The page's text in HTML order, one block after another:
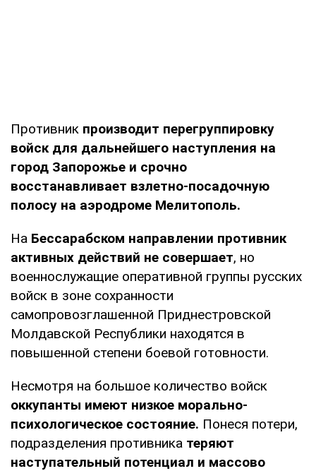
Противник производит перегруппировку
войск для дальнейшего наступления на
город Запорожье и срочно
восстанавливает взлетно-посадочную
полосу на аэродроме Мелитополь.
На Бессарабском направлении противник
активных действий не совершает, но
военнослужащие оперативной группы русских
войск в зоне сохранности
самопровозглашенной Приднестровской
Молдавской Республики находятся в
повышенной степени боевой готовности.
Несмотря на большое количество войск
оккупанты имеют низкое морально-
психологическое состояние. Понеся потери,
подразделения противника теряют
наступательный потенциал и массово